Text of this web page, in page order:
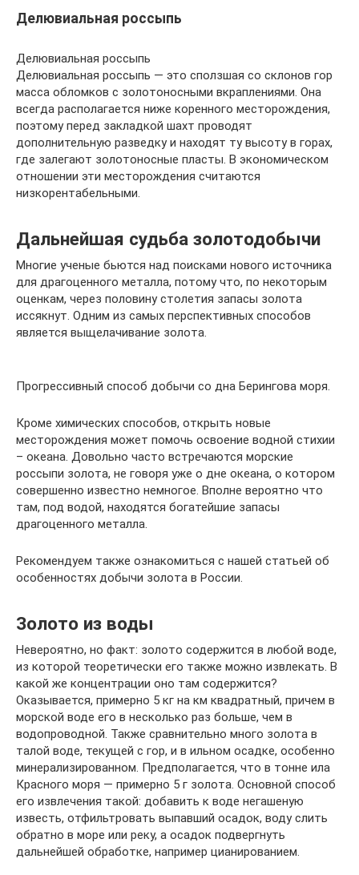
Делювиальная россыпь
Делювиальная россыпь
Делювиальная россыпь — это сползшая со склонов гор
масса обломков с золотоносными вкраплениями. Она
всегда располагается ниже коренного месторождения,
поэтому перед закладкой шахт проводят
дополнительную разведку и находят ту высоту в горах,
где залегают золотоносные пласты. В экономическом
отношении эти месторождения считаются
низкорентабельными.
Дальнейшая судьба золотодобычи
Многие ученые бьются над поисками нового источника
для драгоценного металла, потому что, по некоторым
оценкам, через половину столетия запасы золота
иссякнут. Одним из самых перспективных способов
является выщелачивание золота.
Прогрессивный способ добычи со дна Берингова моря.
Кроме химических способов, открыть новые
месторождения может помочь освоение водной стихии
– океана. Довольно часто встречаются морские
россыпи золота, не говоря уже о дне океана, о котором
совершенно известно немногое. Вполне вероятно что
там, под водой, находятся богатейшие запасы
драгоценного металла.
Рекомендуем также ознакомиться с нашей статьей об
особенностях добычи золота в России.
Золото из воды
Невероятно, но факт: золото содержится в любой воде,
из которой теоретически его также можно извлекать. В
какой же концентрации оно там содержится?
Оказывается, примерно 5 кг на км квадратный, причем в
морской воде его в несколько раз больше, чем в
водопроводной. Также сравнительно много золота в
талой воде, текущей с гор, и в ильном осадке, особенно
минерализированном. Предполагается, что в тонне ила
Красного моря — примерно 5 г золота. Основной способ
его извлечения такой: добавить к воде негашеную
известь, отфильтровать выпавший осадок, воду слить
обратно в море или реку, а осадок подвергнуть
дальнейшей обработке, например цианированием.